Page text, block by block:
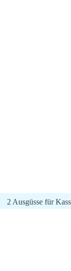
2 Ausgüsse für